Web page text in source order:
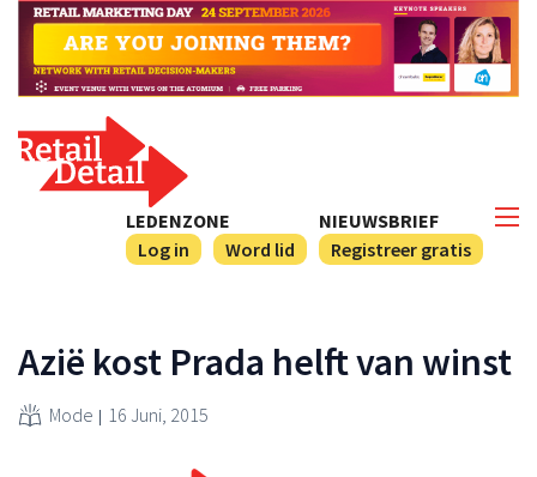
NIEUWSBRIEF
Registreer gratis
LEDENZONE
Log in
Word lid
Azië kost Prada helft van winst
Mode 16 Juni, 2015